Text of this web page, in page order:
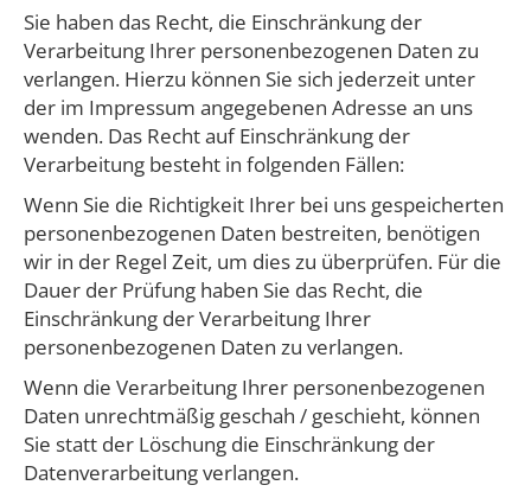
Sie haben das Recht, die Einschränkung der
Verarbeitung Ihrer personenbezogenen Daten zu
verlangen. Hierzu können Sie sich jederzeit unter
der im Impressum angegebenen Adresse an uns
wenden. Das Recht auf Einschränkung der
Verarbeitung besteht in folgenden Fällen:
​Wenn Sie die Richtigkeit Ihrer bei uns gespeicherten
personenbezogenen Daten bestreiten, benötigen
wir in der Regel Zeit, um dies zu überprüfen. Für die
Dauer der Prüfung haben Sie das Recht, die
Einschränkung der Verarbeitung Ihrer
personenbezogenen Daten zu verlangen.
Wenn die Verarbeitung Ihrer personenbezogenen
Daten unrechtmäßig geschah / geschieht, können
Sie statt der Löschung die Einschränkung der
Datenverarbeitung verlangen.